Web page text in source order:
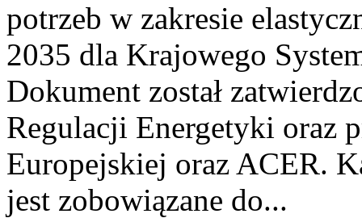
potrzeb w zakresie
2035 dla Krajowego
Dokument został
Regulacji Energetyki oraz
Europejskiej oraz ACER.
jest zobowiązane do...